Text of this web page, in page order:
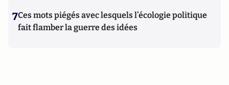
7Ces mots piégés avec lesquels l’écologie politique
fait flamber la guerre des idées